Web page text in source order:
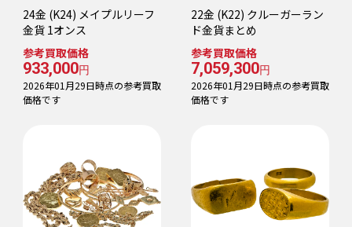
24金 (K24) メイプルリーフ
金貨 1オンス
参考買取価格
933,000円
2026年01月29日時点の参考買取
価格です
22金 (K22) クルーガーラン
ド金貨まとめ
参考買取価格
7,059,300円
2026年01月29日時点の参考買取
価格です